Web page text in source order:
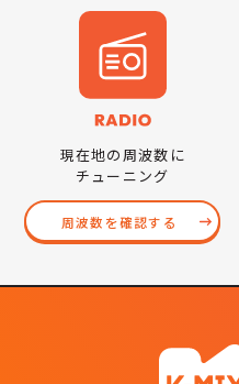
現在地の周波数に
チューニング
周波数を確認する